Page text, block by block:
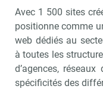
Avec 1 500 sites
positionne comme
web dédiés au
à toutes les
d’agences,
spécificités des